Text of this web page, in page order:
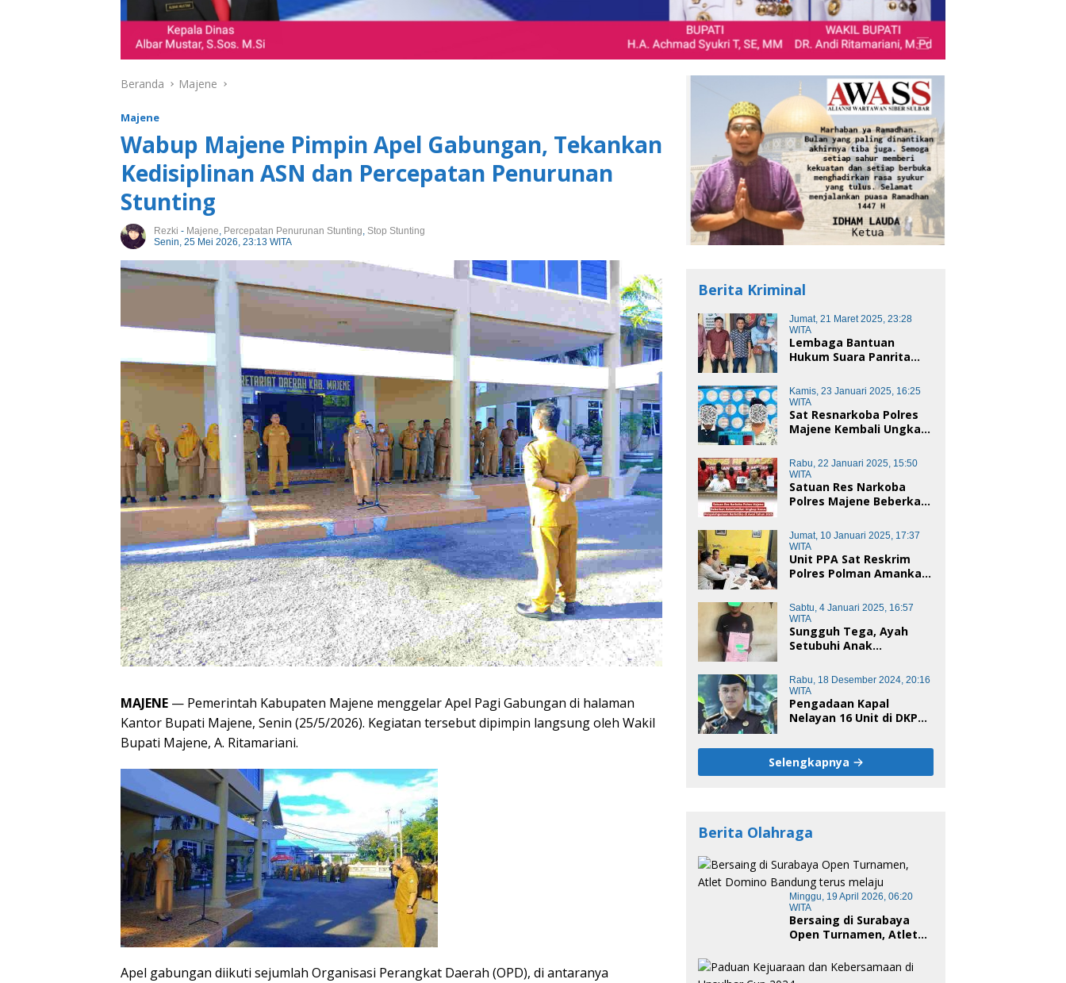
Beranda Majene
Majene
Wabup Majene Pimpin Apel Gabungan, Tekankan
Kedisiplinan ASN dan Percepatan Penurunan
Stunting
Rezki - Majene, Percepatan Penurunan Stunting, Stop Stunting
Senin, 25 Mei 2026, 23:13 WITA
MAJENE — Pemerintah Kabupaten Majene menggelar Apel Pagi Gabungan di halaman
Kantor Bupati Majene, Senin (25/5/2026). Kegiatan tersebut dipimpin langsung oleh Wakil
Bupati Majene, A. Ritamariani.
Apel gabungan diikuti sejumlah Organisasi Perangkat Daerah (OPD), di antaranya
Berita Kriminal
Jumat, 21 Maret 2025, 23:28
WITA
Lembaga Bantuan
Hukum Suara Panrita
Dampingi Korban
Dugaan Pencemaran
Nama Baik dan
penggelapan di Polres
Kamis, 23 Januari 2025, 16:25
WITA
Sat Resnarkoba Polres
Majene Kembali Ungkap
Narkoba Jenis Sabu, Dua
Pelaku Diamankan
Rabu, 22 Januari 2025, 15:50
WITA
Satuan Res Narkoba
Polres Majene Beberkan
Kasus Penyalahgunaan
Narkotika di Awal Tahun
2025
Jumat, 10 Januari 2025, 17:37
WITA
Unit PPA Sat Reskrim
Polres Polman Amankan
Pencabulan Anak di
Bawah Umur
Sabtu, 4 Januari 2025, 16:57
WITA
Sungguh Tega, Ayah
Setubuhi Anak
Begini Kronologis
Rabu, 18 Desember 2024, 20:16
WITA
Pengadaan Kapal
Nelayan 16 Unit di DKP
Tersangka
Selengkapnya
Berita Olahraga
Minggu, 19 April 2026, 06:20
WITA
Bersaing di Surabaya
Open Turnamen, Atlet
melaju